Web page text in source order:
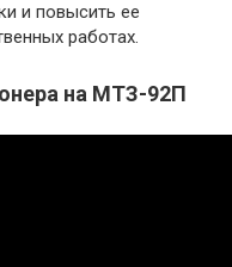
и повысить ее
работах.
на МТЗ-92П